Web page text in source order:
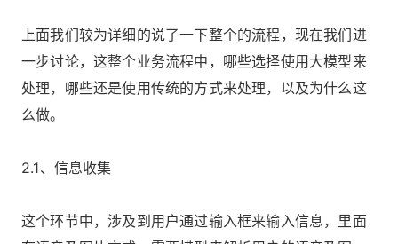
上面我们较为详细的说了一下整个的流程，现在我们进
一步讨论，这整个业务流程中，哪些选择使用大模型来
处理，哪些还是使用传统的方式来处理，以及为什么这
么做。
2.1、信息收集
这个环节中，涉及到用户通过输入框来输入信息，里面